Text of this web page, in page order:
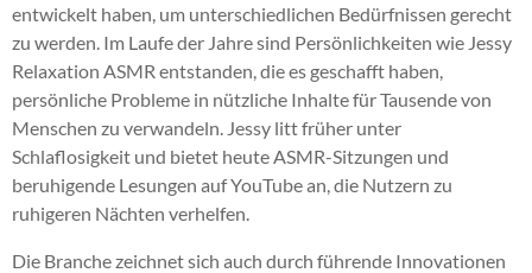
entwickelt haben, um unterschiedlichen Bedürfnissen gerecht
zu werden. Im Laufe der Jahre sind Persönlichkeiten wie Jessy
Relaxation ASMR entstanden, die es geschafft haben,
persönliche Probleme in nützliche Inhalte für Tausende von
Menschen zu verwandeln. Jessy litt früher unter
Schlaflosigkeit und bietet heute ASMR-Sitzungen und
beruhigende Lesungen auf YouTube an, die Nutzern zu
ruhigeren Nächten verhelfen.
Die Branche zeichnet sich auch durch führende Innovationen